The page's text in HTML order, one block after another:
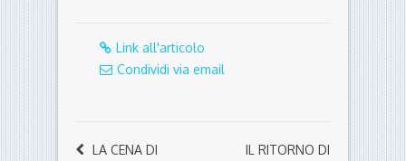
Link all'articolo
Condividi via email
LA CENA DI
IL RITORNO DI